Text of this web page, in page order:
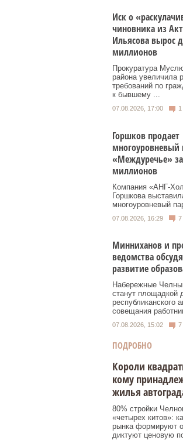
Иск о
чиновника из
Ильясова вырос
миллионов
Прокуратура
района увеличила
требований по
к бывшему ...
07.08.2026, 17:00 1
Горшков продает
многоуровневый
«Междуречье»
миллионов
Компания «АНГ-
Горшкова
многоуровневый
07.08.2026, 16:29 7
Минниханов и
ведомства
развитие
Набережные
станут площадкой
республиканского
совещания
07.08.2026, 15:02 7
ПОДРОБНО
Короли
кому
жилья
80% стройки
«четырех китов»:
рынка формируют
диктуют ценовую